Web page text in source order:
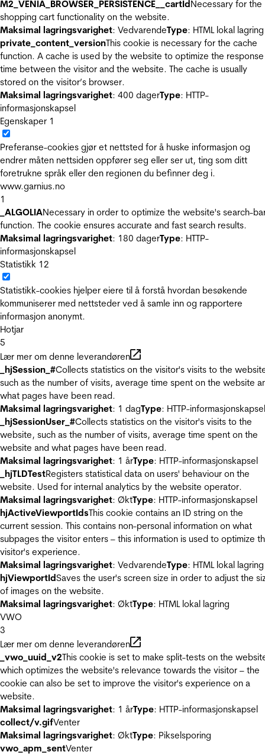
M2_VENIA_BROWSER_PERSISTENCE__cartIdNecessary for the
shopping cart functionality on the website.
Maksimal lagringsvarighet: VedvarendeType: HTML lokal lagring
private_content_versionThis cookie is necessary for the cache
function. A cache is used by the website to optimize the response
time between the visitor and the website. The cache is usually
stored on the visitor’s browser.
Maksimal lagringsvarighet: 400 dagerType: HTTP-
informasjonskapsel
Egenskaper 1
Preferanse-cookies gjør et nettsted for å huske informasjon og
endrer måten nettsiden oppfører seg eller ser ut, ting som ditt
foretrukne språk eller den regionen du befinner deg i.
www.garnius.no
1
_ALGOLIANecessary in order to optimize the website's search-
function. The cookie ensures accurate and fast search results.
Maksimal lagringsvarighet: 180 dagerType: HTTP-
informasjonskapsel
Statistikk 12
Statistikk-cookies hjelper eiere til å forstå hvordan besøkende
kommuniserer med nettsteder ved å samle inn og rapportere
informasjon anonymt.
Hotjar
5
Lær mer om denne leverandøren
_hjSession_#Collects statistics on the visitor's visits to the
such as the number of visits, average time spent on the website
what pages have been read.
Maksimal lagringsvarighet: 1 dagType: HTTP-informasjonskapsel
_hjSessionUser_#Collects statistics on the visitor's visits to the
website, such as the number of visits, average time spent on the
website and what pages have been read.
Maksimal lagringsvarighet: 1 årType: HTTP-informasjonskapsel
_hjTLDTestRegisters statistical data on users' behaviour on the
website. Used for internal analytics by the website operator.
Maksimal lagringsvarighet: ØktType: HTTP-informasjonskapsel
hjActiveViewportIdsThis cookie contains an ID string on the
current session. This contains non-personal information on what
subpages the visitor enters – this information is used to optimize
visitor's experience.
Maksimal lagringsvarighet: VedvarendeType: HTML lokal lagring
hjViewportIdSaves the user's screen size in order to adjust the
of images on the website.
Maksimal lagringsvarighet: ØktType: HTML lokal lagring
VWO
3
Lær mer om denne leverandøren
_vwo_uuid_v2This cookie is set to make split-tests on the
which optimizes the website's relevance towards the visitor – the
cookie can also be set to improve the visitor's experience on a
website.
Maksimal lagringsvarighet: 1 årType: HTTP-informasjonskapsel
collect/v.gifVenter
Maksimal lagringsvarighet: ØktType: Pikselsporing
vwo_apm_sentVenter